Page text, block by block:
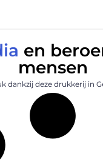
en
mensen
dankzij deze drukkerij in